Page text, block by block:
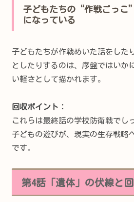
子どもたちの“作戦ごっこ
になっている
子どもたちが作戦めいた話をした
としたりするのは、序盤ではいか
い軽さとして描かれます。
回収ポイント：
これらは最終話の学校防衛戦でし
子どもの遊びが、現実の生存戦略
です。
第4話「遺体」の伏線と